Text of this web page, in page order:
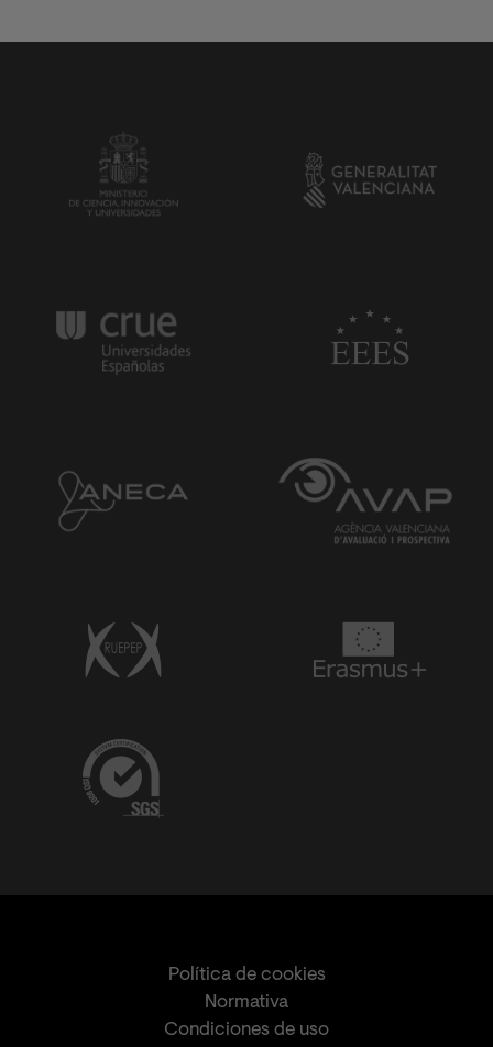
Política de cookies
Normativa
Condiciones de uso